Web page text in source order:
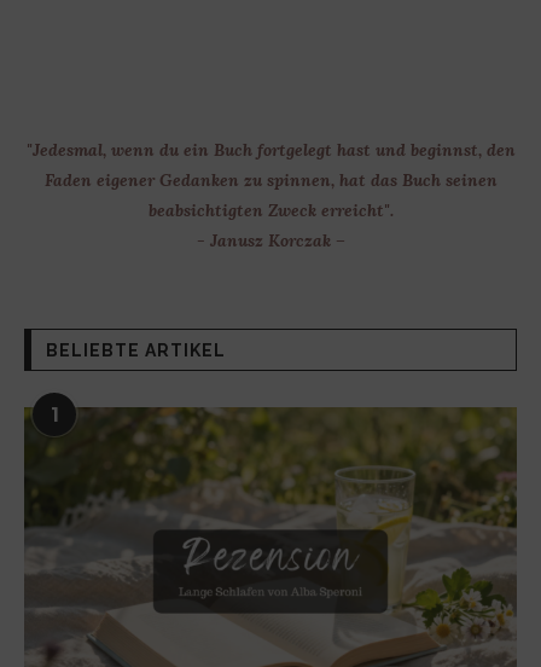
"Jedesmal, wenn du ein Buch fortgelegt hast und beginnst, den
Faden eigener Gedanken zu spinnen, hat das Buch seinen
beabsichtigten Zweck erreicht".
- Janusz Korczak –
BELIEBTE ARTIKEL
1